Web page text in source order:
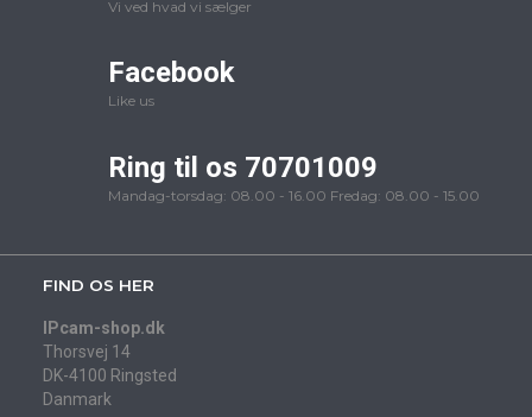
Vi ved hvad vi sælger
Facebook
Like us
Ring til os 70701009
Mandag-torsdag: 08.00 - 16.00 Fredag: 08.00 - 15.00
FIND OS HER
IPcam-shop.dk
Thorsvej 14
DK-4100 Ringsted
Danmark